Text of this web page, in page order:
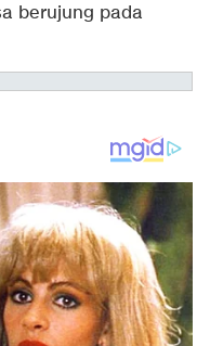
berujung pada